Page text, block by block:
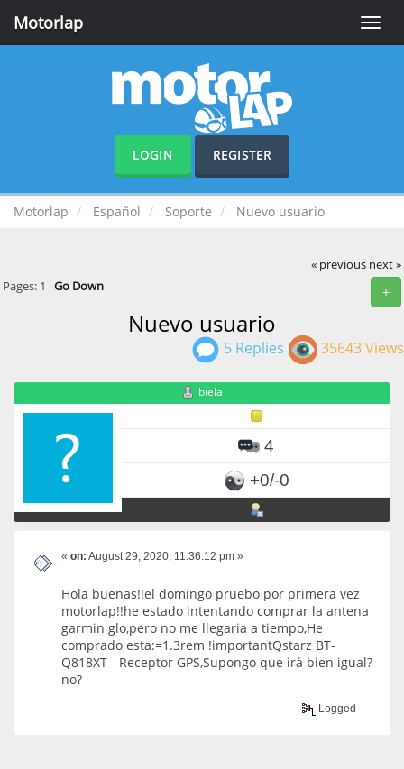
Toggle
Motorlap
LOGIN REGISTER
Motorlap Español Soporte Nuevo usuario
« previous next »
+
Pages: 1 Go Down
Nuevo usuario
5 Replies 35643 Views
biela
4
+0/-0
« on: August 29, 2020, 11:36:12 pm »
Hola buenas!!el domingo pruebo por primera vez
motorlap!!he estado intentando comprar la antena
garmin glo,pero no me llegaria a tiempo,He
comprado esta:=1.3rem !importantQstarz BT-
Q818XT - Receptor GPS,Supongo que irà bien igual?
no?
Logged